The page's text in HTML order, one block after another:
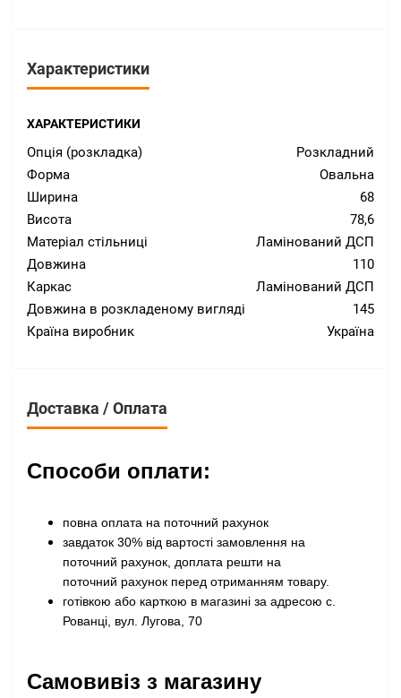
Характеристики
ХАРАКТЕРИСТИКИ
Опція (розкладка)
Розкладний
Форма
Овальна
Ширина
68
Висота
78,6
Матеріал стільниці
Ламінований ДСП
Довжина
110
Каркас
Ламінований ДСП
Довжина в розкладеному вигляді
145
Країна виробник
Україна
Доставка / Оплата
Способи оплати:
повна оплата на поточний рахунок
завдаток 30% від вартості замовлення на
поточний рахунок, доплата решти на
поточний рахунок перед отриманням товару.
готівкою або карткою в магазині за адресою с.
Рованці, вул. Лугова, 70
Самовивіз з магазину